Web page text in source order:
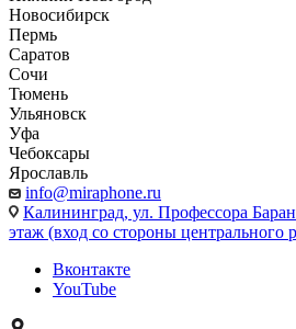
Новосибирск
Пермь
Саратов
Сочи
Тюмень
Ульяновск
Уфа
Чебоксары
Ярославль
info@miraphone.ru
Калининград, ул. Профессора
этаж (вход со стороны центрального
Вконтакте
YouTube